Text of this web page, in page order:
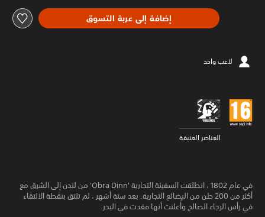
إضافة إلى عربة التسوق
لاعب واحد
العناصر العنيفة
في عام 1802 ، انطلقت السفينة التجارية 'Obra Dinn' من لندن إلى الشرق مع
أكثر من 200 طن من البضائع التجارية. بعد ستة أشهر ، لم تلتق بنقطة الالتقاء
في رأس الرجاء الصالح وأُعلنت أنها فقدت في البحر.